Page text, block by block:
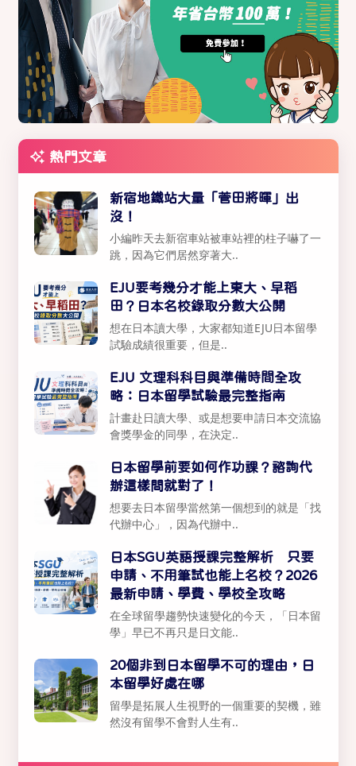
熱門文章
新宿地鐵站大量「菅田將暉」出
沒！
小編昨天去新宿車站被車站裡的柱子嚇了一
跳，因為它們居然穿著大..
EJU要考幾分才能上東大、早稻
田？日本名校錄取分數大公開
想在日本讀大學，大家都知道EJU日本留學
試驗成績很重要，但是..
EJU 文理科科目與準備時間全攻
略：日本留學試驗最完整指南
計畫赴日讀大學、或是想要申請日本交流協
會獎學金的同學，在決定..
日本留學前要如何作功課？諮詢代
辦這樣問就對了！
想要去日本留學當然第一個想到的就是「找
代辦中心」，因為代辦中..
日本SGU英語授課完整解析 只要
申請、不用筆試也能上名校？2026
最新申請、學費、學校全攻略
在全球留學趨勢快速變化的今天，「日本留
學」早已不再只是日文能..
20個非到日本留學不可的理由，日
本留學好處在哪
留學是拓展人生視野的一個重要的契機，雖
然沒有留學不會對人生有..